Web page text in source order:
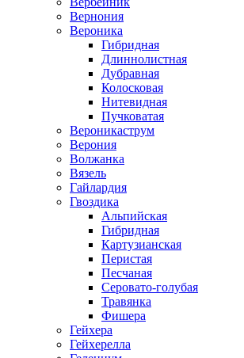
Вернония
Вероника
Гибридная
Длиннолистная
Дубравная
Колосковая
Нитевидная
Пучковатая
Вероникаструм
Верония
Волжанка
Вязель
Гайлардия
Гвоздика
Альпийская
Гибридная
Картузианская
Перистая
Песчаная
Серовато-голубая
Травянка
Фишера
Гейхера
Гейхерелла